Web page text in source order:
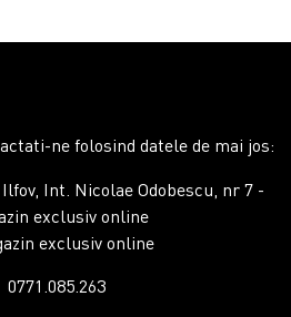
ne folosind datele de mai jos:
Int. Nicolae Odobescu, nr 7 -
exclusiv online
exclusiv online
0771.085.263